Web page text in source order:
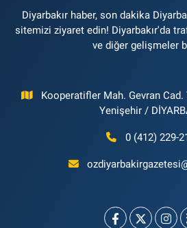
Diyarbakır haber, son dakika
sitemizi ziyaret edin! Diyarbakır'da
ve diğer gelişmeler
Kooperatifler Mah. Gevran
Yenişehir /
0 (412) 229-